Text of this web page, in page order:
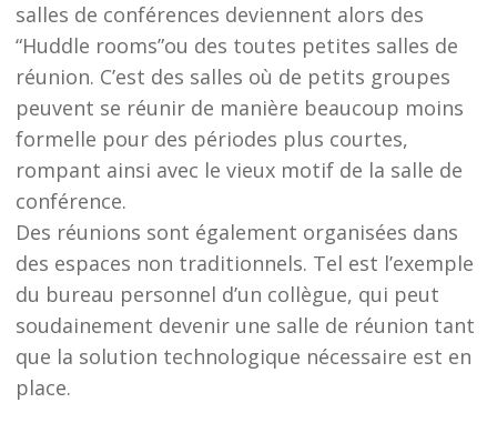
salles de conférences deviennent alors des
“Huddle rooms”ou des toutes petites salles de
réunion. C’est des salles où de petits groupes
peuvent se réunir de manière beaucoup moins
formelle pour des périodes plus courtes,
rompant ainsi avec le vieux motif de la salle de
conférence.
Des réunions sont également organisées dans
des espaces non traditionnels. Tel est l’exemple
du bureau personnel d’un collègue, qui peut
soudainement devenir une salle de réunion tant
que la solution technologique nécessaire est en
place.